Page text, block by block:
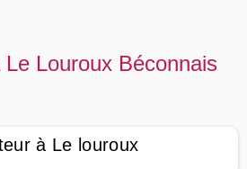
Louroux Béconnais
à Le louroux